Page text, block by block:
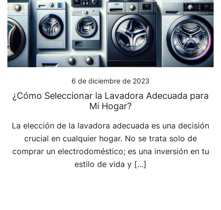
6 de diciembre de 2023
¿Cómo Seleccionar la Lavadora Adecuada para
Mi Hogar?
La elección de la lavadora adecuada es una decisión
crucial en cualquier hogar. No se trata solo de
comprar un electrodoméstico; es una inversión en tu
estilo de vida y […]